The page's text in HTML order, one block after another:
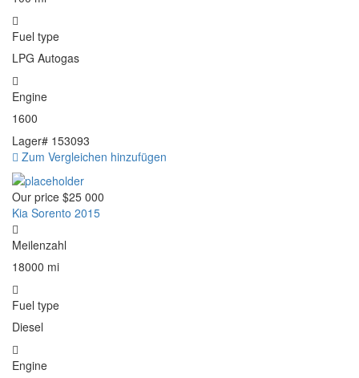
Fuel type
LPG Autogas
Engine
1600
Lager# 153093
Zum Vergleichen hinzufügen
Our price $25 000
Kia Sorento 2015
Meilenzahl
18000 mi
Fuel type
Diesel
Engine